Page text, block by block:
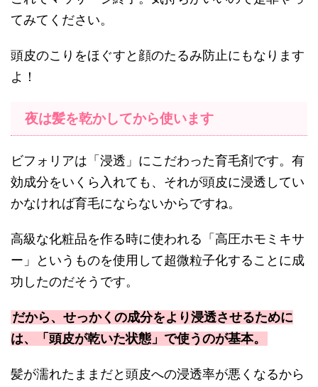
てみてください。
頭皮のこりをほぐすと顔のたるみ防止にもなります
よ！
夜は髪を乾かしてから使います
ビフォリアは「浸透」にこだわった育毛剤です。有
効成分をいくら入れても、それが頭皮に浸透してい
かなければ育毛にならないからですね。
高級な化粧品を作る時に使われる「高圧ホモミキサ
ー」というものを使用して超微粒子化することに成
功したのだそうです。
だから、せっかくの成分をより浸透させるために
は、「頭皮が乾いた状態」で使うのが基本。
髪が濡れたままだと頭皮への浸透率が悪くなるから